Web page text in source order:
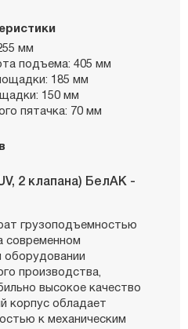
мм
подъема: 405 мм
185 мм
150 мм
пятачка: 70 мм
2 клапана) БелАК -
грузоподъемностью
современном
оборудовании
производства,
высокое качество
корпус обладает
к механическим